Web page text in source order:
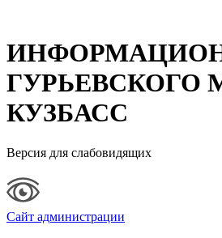
ГУРЬЕВСКОГО
КУЗБАСС
Версия для слабовидящих
Сайт администрации